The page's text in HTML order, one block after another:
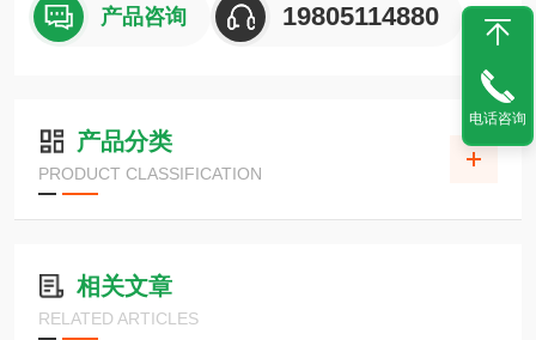
产品咨询 19805114880
产品分类
PRODUCT CLASSIFICATION
相关文章
RELATED ARTICLES
电话咨询